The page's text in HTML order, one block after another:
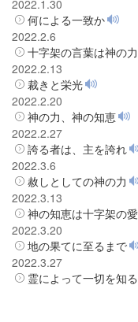
2022.1.30
何による一致か
2022.2.6
十字架の言葉は神の力
2022.2.13
裁きと栄光
2022.2.20
神の力、神の知恵
2022.2.27
誇る者は、主を誇れ
2022.3.6
赦しとしての神の力
2022.3.13
神の知恵は十字架の愛
2022.3.20
地の果てに至るまで
2022.3.27
霊によって一切を知る